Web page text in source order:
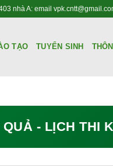
nhà A: email
TẠO TUYỂN SINH
- LỊCH THI